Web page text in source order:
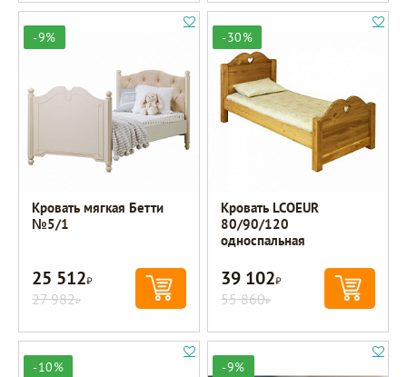
-9%
Кровать мягкая Бетти
№5/1
25 512Р
27 982Р
-30%
Кровать LCOEUR
80/90/120
односпальная
39 102Р
55 860Р
-10% -9%